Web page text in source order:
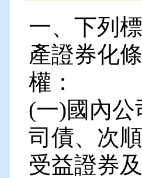
一、下列
產證券化
權：
(一)國內
司債、次
受益證券